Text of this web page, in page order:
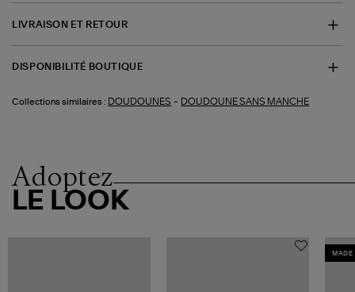
LIVRAISON ET RETOUR
DISPONIBILITÉ BOUTIQUE
Collections similaires : DOUDOUNES - DOUDOUNE SANS MANCHE
Adoptez
LE LOOK
MADE